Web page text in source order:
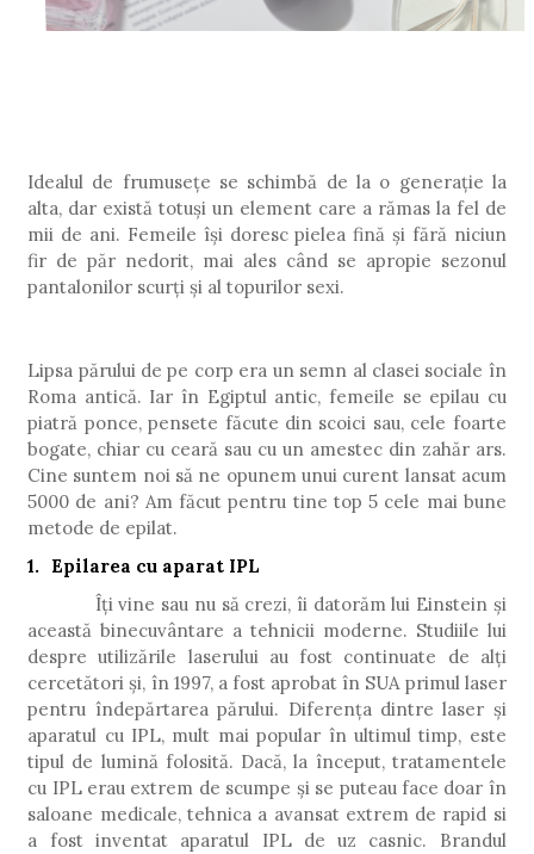
Idealul de frumusețe se schimbă de la o generație la
alta, dar există totuși un element care a rămas la fel de
mii de ani. Femeile își doresc pielea fină și fără niciun
fir de păr nedorit, mai ales când se apropie sezonul
pantalonilor scurți și al topurilor sexi.
Lipsa părului de pe corp era un semn al clasei sociale în
Roma antică. Iar în Egiptul antic, femeile se epilau cu
piatră ponce, pensete făcute din scoici sau, cele foarte
bogate, chiar cu ceară sau cu un amestec din zahăr ars.
Cine suntem noi să ne opunem unui curent lansat acum
5000 de ani? Am făcut pentru tine top 5 cele mai bune
metode de epilat.
1.
Epilarea cu aparat IPL
Îți vine sau nu să crezi, îi datorăm lui Einstein și
această binecuvântare a tehnicii moderne. Studiile lui
despre utilizările laserului au fost continuate de alți
cercetători și, în 1997, a fost aprobat în SUA primul laser
pentru îndepărtarea părului. Diferența dintre laser și
aparatul cu IPL, mult mai popular în ultimul timp, este
tipul de lumină folosită. Dacă, la început, tratamentele
cu IPL erau extrem de scumpe și se puteau face doar în
saloane medicale, tehnica a avansat extrem de rapid si
a fost inventat aparatul IPL de uz casnic. Brandul